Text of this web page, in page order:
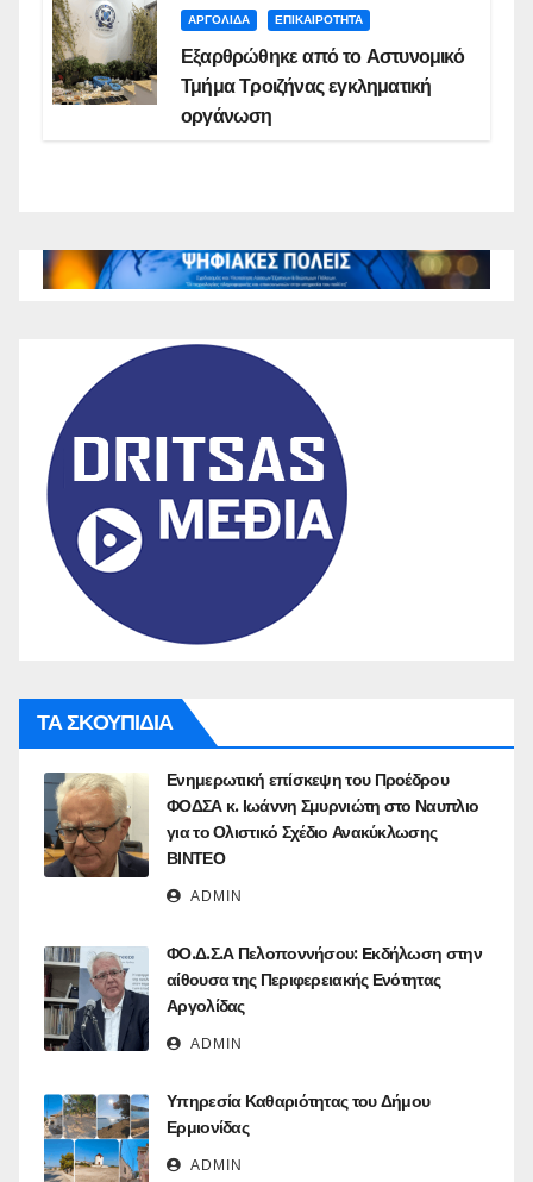
ΑΡΓΟΛΙΔΑ ΕΠΙΚΑΙΡΟΤΗΤΑ
Εξαρθρώθηκε από το Αστυνομικό
Τμήμα Τροιζήνας εγκληματική
οργάνωση
ΤΑ ΣΚΟΥΠΙΔΙΑ
Ενημερωτική επίσκεψη του Προέδρου
ΦΟΔΣΑ κ. Ιωάννη Σμυρνιώτη στο Ναυπλιο
για το Ολιστικό Σχέδιο Ανακύκλωσης
ΒΙΝΤΕΟ
ADMIN
ΦΟ.Δ.Σ.Α Πελοποννήσου: Eκδήλωση στην
αίθουσα της Περιφερειακής Ενότητας
Αργολίδας
ADMIN
Υπηρεσία Καθαριότητας του Δήμου
Ερμιονίδας
ADMIN